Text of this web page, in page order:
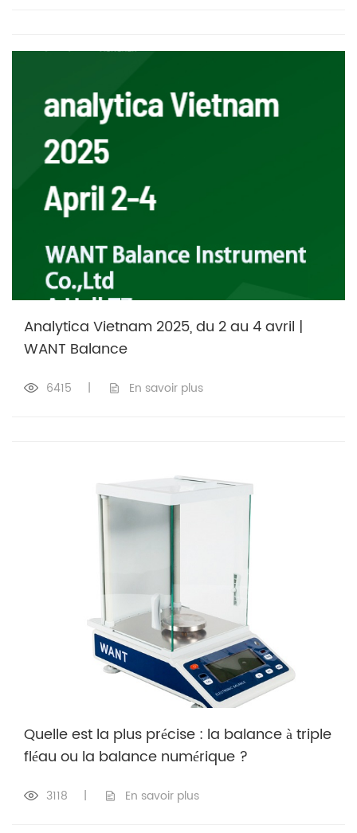
Analytica Vietnam 2025, du 2 au 4 avril |
WANT Balance
6415 | En savoir plus
Quelle est la plus précise : la balance à triple
fléau ou la balance numérique ?
3118 | En savoir plus